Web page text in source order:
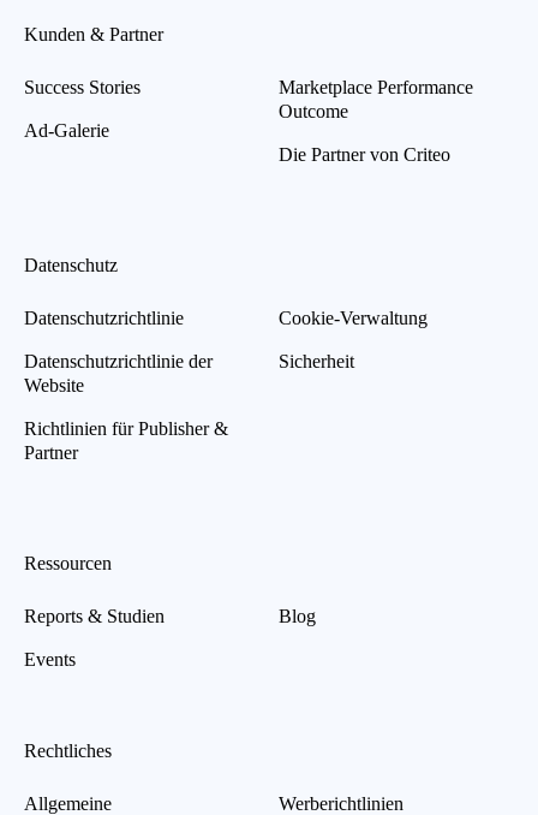
Kunden & Partner
Success Stories
Ad-Galerie
Marketplace Performance
Outcome
Die Partner von Criteo
Datenschutz
Datenschutzrichtlinie
Datenschutzrichtlinie der
Website
Richtlinien für Publisher &
Partner
Cookie-Verwaltung
Sicherheit
Ressourcen
Reports & Studien
Events
Blog
Rechtliches
Allgemeine
Werberichtlinien